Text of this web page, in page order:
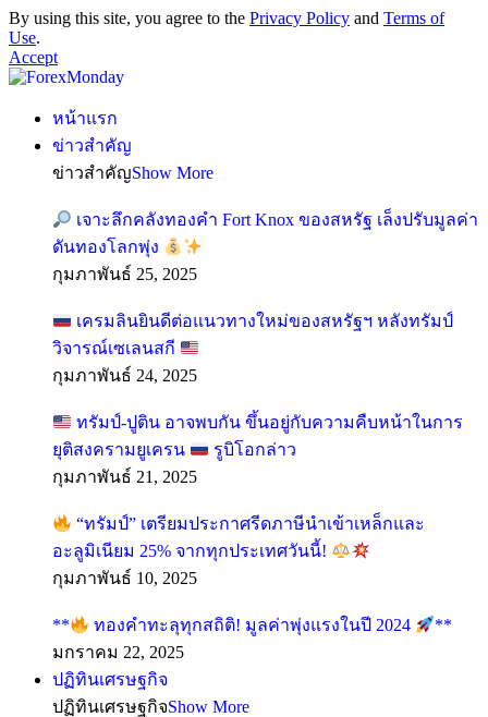
By using this site, you agree to the Privacy Policy and Terms of
Use.
Accept
หน้าแรก
ข่าวสำคัญ
ข่าวสำคัญShow More
เจาะลึกคลังทองคำ Fort Knox ของสหรัฐ เล็งปรับมูลค่า
ดันทองโลกพุ่ง
กุมภาพันธ์ 25, 2025
เครมลินยินดีต่อแนวทางใหม่ของสหรัฐฯ หลังทรัมป์
วิจารณ์เซเลนสกี
กุมภาพันธ์ 24, 2025
ทรัมป์-ปูติน อาจพบกัน ขึ้นอยู่กับความคืบหน้าในการ
ยุติสงครามยูเครน
รูบิโอกล่าว
กุมภาพันธ์ 21, 2025
“ทรัมป์” เตรียมประกาศรีดภาษีนำเข้าเหล็กและ
อะลูมิเนียม 25% จากทุกประเทศวันนี้!
กุมภาพันธ์ 10, 2025
** ทองคำทะลุทุกสถิติ! มูลค่าพุ่งแรงในปี 2024
**
มกราคม 22, 2025
ปฏิทินเศรษฐกิจ
ปฏิทินเศรษฐกิจShow More